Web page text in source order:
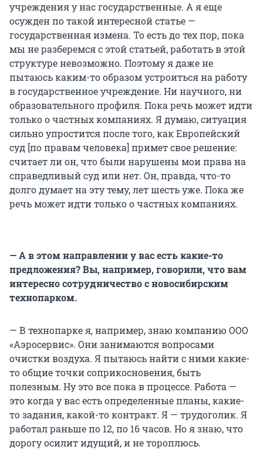
учреждения у нас государственные. А я еще
осужден по такой интересной статье —
государственная измена. То есть до тех пор, пока
мы не разберемся с этой статьей, работать в этой
структуре невозможно. Поэтому я даже не
пытаюсь каким-то образом устроиться на работу
в государственное учреждение. Ни научного, ни
образовательного профиля. Пока речь может идти
только о частных компаниях. Я думаю, ситуация
сильно упростится после того, как Европейский
суд [по правам человека] примет свое решение:
считает ли он, что были нарушены мои права на
справедливый суд или нет. Он, правда, что-то
долго думает на эту тему, лет шесть уже. Пока же
речь может идти только о частных компаниях.
— А в этом направлении у вас есть какие-то
предложения? Вы, например, говорили, что вам
интересно сотрудничество с новосибирским
технопарком.
— В технопарке я, например, знаю компанию ООО
«Аэросервис». Они занимаются вопросами
очистки воздуха. Я пытаюсь найти с ними какие-
то общие точки соприкосновения, быть
полезным. Ну это все пока в процессе. Работа —
это когда у вас есть определенные планы, какие-
то задания, какой-то контракт. Я — трудоголик. Я
работал раньше по 12, по 16 часов. Но я знаю, что
дорогу осилит идущий, и не тороплюсь.